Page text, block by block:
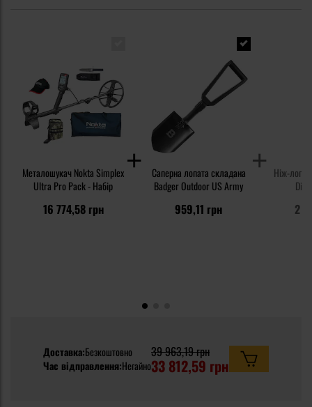
Металошукач Nokta Simplex
Ultra Pro Pack - Набір
16 774,58 грн
Саперна лопата складана
Badger Outdoor US Army
959,11 грн
Ніж-
2
Доставка:Безкоштовно
Час відправлення:Негайно
39 963,19 грн
33 812,59 грн